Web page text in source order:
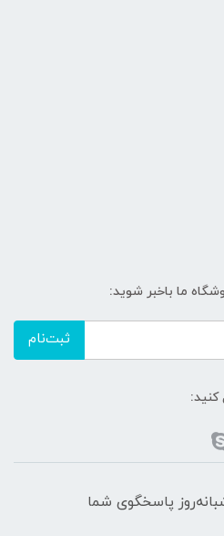
ما باخبر شوید:
ثبت‌نام
کنید:
، 16 ساعت شبانه‌روز پاسخگوی شما